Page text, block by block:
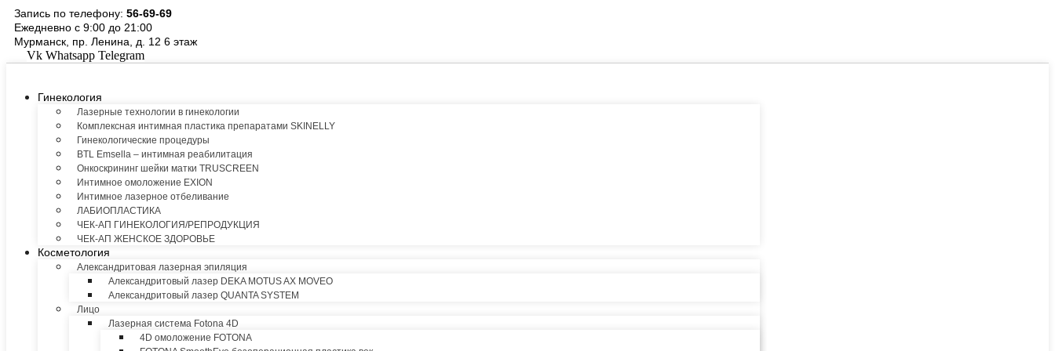
Перейти
содержимому
Запись по телефону: 56-69-69
Ежедневно с 9:00 до 21:00
Мурманск, пр. Ленина, д. 12 6 этаж
Vk Whatsapp Telegram
Гинекология
Лазерные технологии в гинекологии
Комплексная интимная пластика препаратами SKINELLY
Гинекологические процедуры
BTL Emsella – интимная реабилитация
Онкоскрининг шейки матки TRUSCREEN
Интимное омоложение EXION
Интимное лазерное отбеливание
ЛАБИОПЛАСТИКА
ЧЕК-АП ГИНЕКОЛОГИЯ/РЕПРОДУКЦИЯ
ЧЕК-АП ЖЕНСКОЕ ЗДОРОВЬЕ
Косметология
Александритовая лазерная эпиляция
Александритовый лазер DEKA MOTUS AX MOVEO
Александритовый лазер QUANTA SYSTEM
Лицо
Лазерная система Fotona 4D
4D омоложение FOTONA